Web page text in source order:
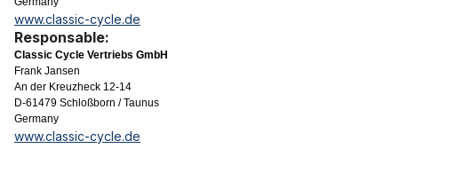
www.classic-cycle.de
Responsable:
Classic Cycle Vertriebs GmbH
Frank Jansen
An der Kreuzheck 12-14
D-61479 Schloßborn / Taunus
Germany
www.classic-cycle.de